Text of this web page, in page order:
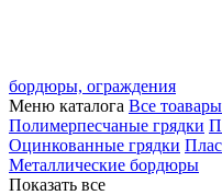
бордюры, ограждения
Меню каталога Все
Полимерпесчаные грядки
Оцинкованные грядки
Металлические бордюры
Показать все